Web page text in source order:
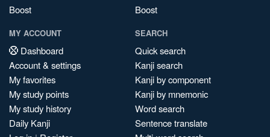
Boost
Boost
MY ACCOUNT
Dashboard
Account & settings
My favorites
My study points
My study history
Daily Kanji
SEARCH
Quick search
Kanji search
Kanji by component
Kanji by mnemonic
Word search
Sentence translate